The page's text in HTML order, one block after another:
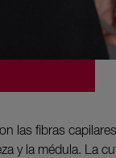
las fibras
y la médula. La